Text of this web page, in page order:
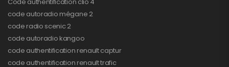
code autoradio mégane 2
code radio scenic 2
code autoradio kangoo
code authentification renault captur
code authentification renault trafic